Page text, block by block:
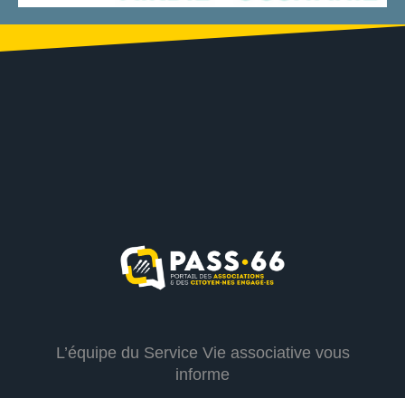
L’équipe du Service Vie associative vous
informe